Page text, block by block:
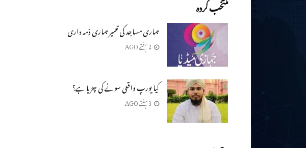
منتخب کردہ
ہماری مساجد کی تعمیر ہماری ذمہ داری
کیا یورپ واقعی سونے کی چڑیا ہے؟